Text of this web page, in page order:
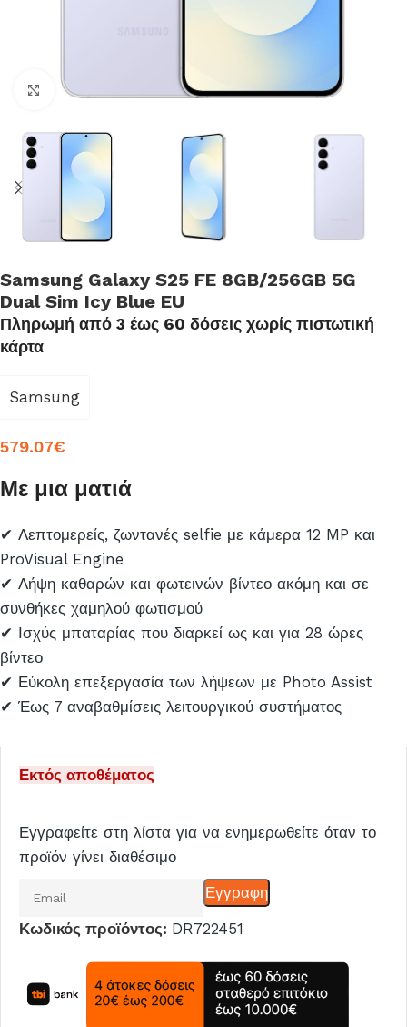
Click to enlarge
Samsung Galaxy S25 FE 8GB/256GB 5G
Dual Sim Icy Blue EU
Πληρωμή από 3 έως 60 δόσεις χωρίς πιστωτική
κάρτα
Samsung
579.07€
Με μια ματιά
✔ Λεπτομερείς, ζωντανές selfie με κάμερα 12 MP και
ProVisual Engine
✔ Λήψη καθαρών και φωτεινών βίντεο ακόμη και σε
συνθήκες χαμηλού φωτισμού
✔ Ισχύς μπαταρίας που διαρκεί ως και για 28 ώρες
βίντεο
✔ Εύκολη επεξεργασία των λήψεων με Photo Assist
✔ Έως 7 αναβαθμίσεις λειτουργικού συστήματος
Εκτός αποθέματος
Εγγραφείτε στη λίστα για να ενημερωθείτε όταν το
προϊόν γίνει διαθέσιμο
email
για
να
Εγγραφη
Κωδικός προϊόντος: DR722451